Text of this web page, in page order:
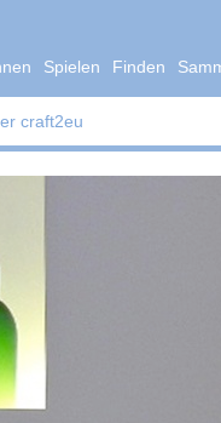
Spielen Finden
craft2eu